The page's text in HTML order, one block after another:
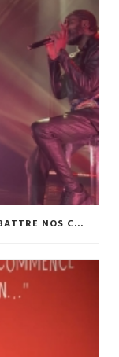
POETIC LOVER : LE RETOUR QUI FAIT BATTRE NOS CŒURS